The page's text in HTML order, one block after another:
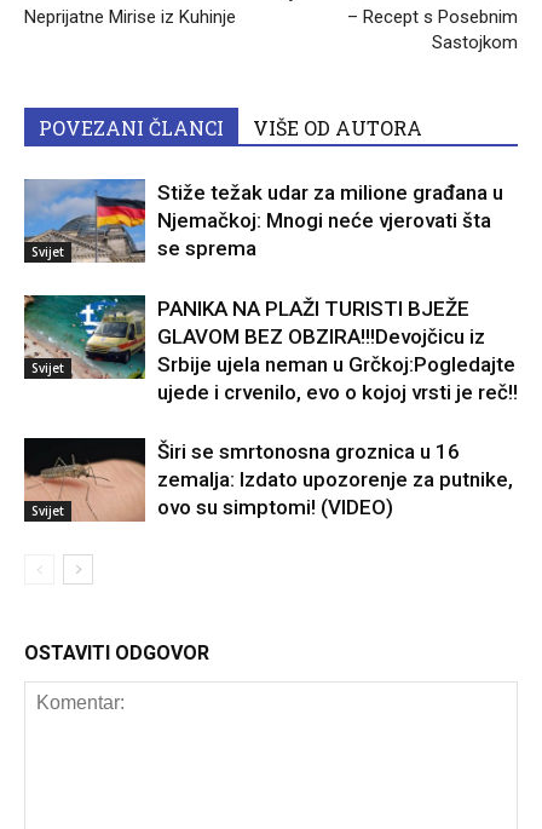
Neprijatne Mirise iz Kuhinje
– Recept s Posebnim
Sastojkom
POVEZANI ČLANCI VIŠE OD AUTORA
Svijet
Stiže težak udar za milione građana u
Njemačkoj: Mnogi neće vjerovati šta
se sprema
Svijet
PANIKA NA PLAŽI TURISTI BJEŽE
GLAVOM BEZ OBZIRA!!!Devojčicu iz
Srbije ujela neman u Grčkoj:Pogledajte
ujede i crvenilo, evo o kojoj vrsti je reč!!
Svijet
Širi se smrtonosna groznica u 16
zemalja: Izdato upozorenje za putnike,
ovo su simptomi! (VIDEO)
OSTAVITI ODGOVOR